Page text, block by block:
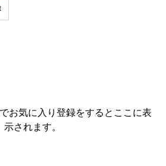
お気に入り登録をすると ここに表
示されます。